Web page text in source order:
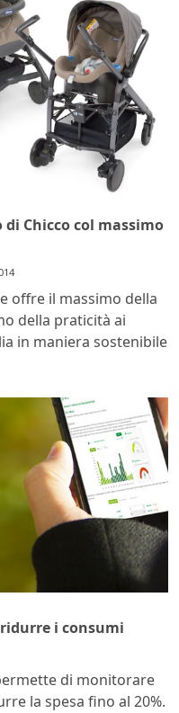
Chicco col massimo
offre il massimo della
della praticità ai
in maniera sostenibile
i consumi
di monitorare
la spesa fino al 20%.